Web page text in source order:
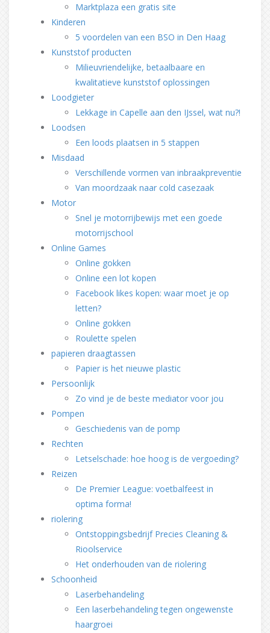
Marktplaza een gratis site
Kinderen
5 voordelen van een BSO in Den Haag
Kunststof producten
Milieuvriendelijke, betaalbaare en
kwalitatieve kunststof oplossingen
Loodgieter
Lekkage in Capelle aan den IJssel, wat nu?!
Loodsen
Een loods plaatsen in 5 stappen
Misdaad
Verschillende vormen van inbraakpreventie
Van moordzaak naar cold casezaak
Motor
Snel je motorrijbewijs met een goede
motorrijschool
Online Games
Online gokken
Online een lot kopen
Facebook likes kopen: waar moet je op
letten?
Online gokken
Roulette spelen
papieren draagtassen
Papier is het nieuwe plastic
Persoonlijk
Zo vind je de beste mediator voor jou
Pompen
Geschiedenis van de pomp
Rechten
Letselschade: hoe hoog is de vergoeding?
Reizen
De Premier League: voetbalfeest in
optima forma!
riolering
Ontstoppingsbedrijf Precies Cleaning &
Rioolservice
Het onderhouden van de riolering
Schoonheid
Laserbehandeling
Een laserbehandeling tegen ongewenste
haargroei